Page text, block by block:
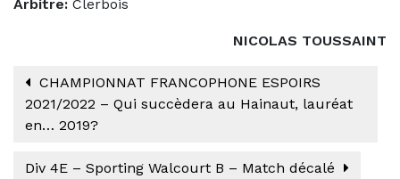
Arbitre: Clerbois
NICOLAS TOUSSAINT
CHAMPIONNAT FRANCOPHONE ESPOIRS
2021/2022 – Qui succèdera au Hainaut, lauréat
en… 2019?
Div 4E – Sporting Walcourt B – Match décalé